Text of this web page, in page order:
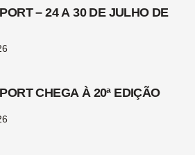
– 24 A 30 DE JULHO DE
CHEGA À 20ª EDIÇÃO